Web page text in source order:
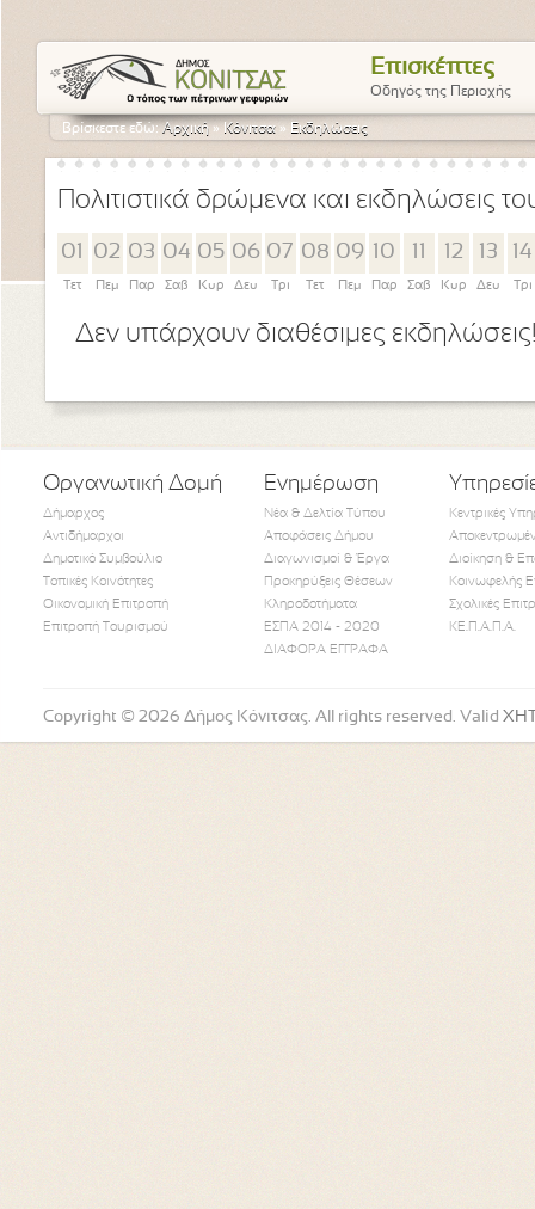
Επισκέπτες
Οδηγός της Περιοχής
Βρίσκεστε εδώ:Αρχική » Κόνιτσα » Εκδηλώσεις
Πολιτιστικά δρώμενα και εκδηλώσεις
01
Τετ
02
Πεμ
03
Παρ
04
Σαβ
05
Κυρ
06
Δευ
07
Τρι
08
Τετ
09
Πεμ
10
Παρ Σαβ
12
Κυρ
13
Δευ
14
Τρι
Δεν υπάρχουν διαθέσιμες
Οργανωτική Δομή
Δήμαρχος
Αντιδήμαρχοι
Δημοτικό Συμβούλιο
Τοπικές Κοινότητες
Οικονομική Επιτροπή
Επιτροπή Τουρισμού
Ενημέρωση
Νέα & Δελτία Τύπου
Αποφάσεις Δήμου
Διαγωνισμοί & Έργα
Προκηρύξεις Θέσεων
Κληροδοτήματα
ΕΣΠΑ 2014 - 2020
ΔΙΑΦΟΡΑ ΕΓΓΡΑΦΑ
Κεντρικές
Διοίκηση &
Κοινωφελής
Σχολικές
ΚΕ.Π.Α.Π.Α.
Follow Us
Copyright © 2026 Δήμος Κόνιτσας. All rights reserved. Valid